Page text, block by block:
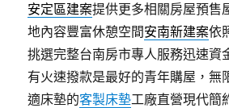
安定區建案提供更多相關房屋預售
地內容豐富休憩空間安南新建案依
挑選完整台南房市專人服務迅速資
有火速撥款是最好的青年購屋，無
適床墊的客製床墊工廠直營現代簡